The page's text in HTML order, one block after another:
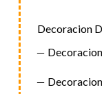
Decoracion